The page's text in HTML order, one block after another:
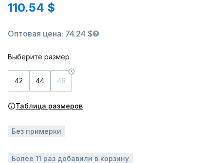
110.54 $
Оптовая цена: 74.24 $
Выберите размер
42 44 46
Таблица размеров
Без примерки
Более 11 раз добавили в корзину